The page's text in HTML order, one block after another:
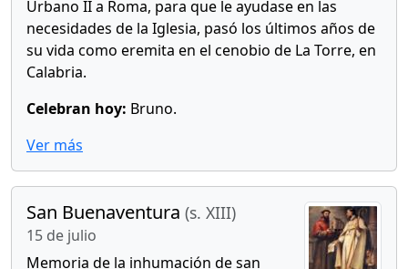
Urbano II a Roma, para que le ayudase en las
necesidades de la Iglesia, pasó los últimos años de
su vida como eremita en el cenobio de La Torre, en
Calabria.
Celebran hoy: Bruno.
Ver más
San Buenaventura (s. XIII)
15 de julio
Memoria de la inhumación de san